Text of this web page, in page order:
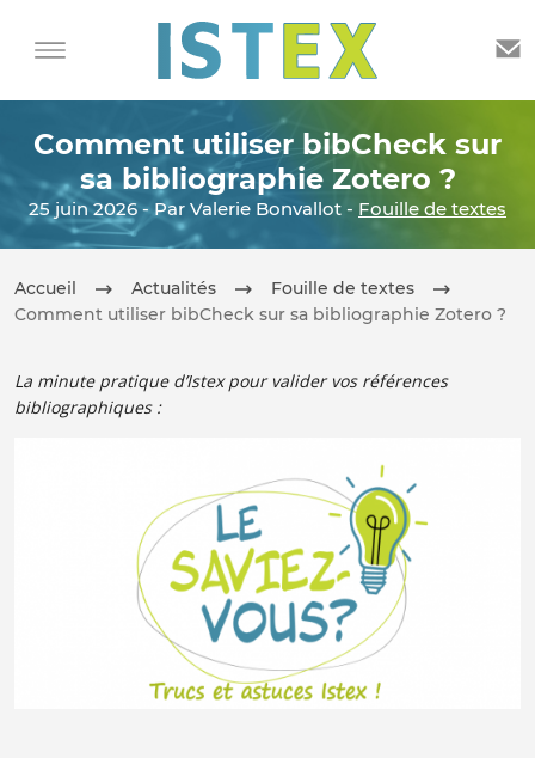
Comment utiliser bibCheck sur
sa bibliographie Zotero ?
25 juin 2026 - Par Valerie Bonvallot - Fouille de textes
Accueil Actualités
Fouille de textes
Comment utiliser bibCheck sur sa bibliographie Zotero ?
La minute pratique d’Istex pour valider vos références
bibliographiques :